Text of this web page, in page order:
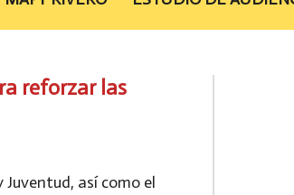
reforzar las
así como el